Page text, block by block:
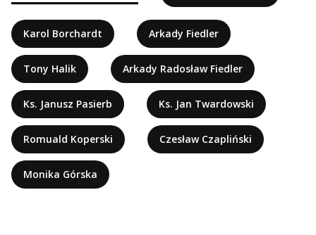
Karol Borchardt Arkady Fiedler
Tony Halik Arkady Radosław Fiedler
Ks. Janusz Pasierb Ks. Jan Twardowski
Romuald Koperski Czesław Czapliński
Monika Górska